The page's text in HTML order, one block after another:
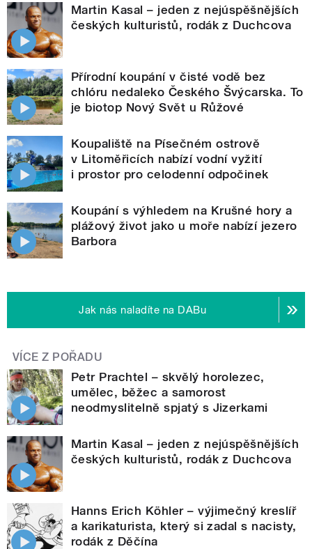
Martin Kasal – jeden z nejúspěšnějších
českých kulturistů, rodák z Duchcova
Přírodní koupání v čisté vodě bez
chlóru nedaleko Českého Švýcarska. To
je biotop Nový Svět u Růžové
Koupaliště na Písečném ostrově
v Litoměřicích nabízí vodní vyžití
i prostor pro celodenní odpočinek
Koupání s výhledem na Krušné hory a
plážový život jako u moře nabízí jezero
Barbora
Jak nás naladíte na DABu
VÍCE Z POŘADU
Petr Prachtel – skvělý horolezec,
umělec, běžec a samorost
neodmyslitelně spjatý s Jizerkami
Martin Kasal – jeden z nejúspěšnějších
českých kulturistů, rodák z Duchcova
Hanns Erich Köhler – výjimečný kreslíř
a karikaturista, který si zadal s nacisty,
rodák z Děčína